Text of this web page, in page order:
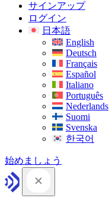
サインアップ
ログイン
日本語
English
Deutsch
Français
Español
Italiano
Português
Nederlands
Suomi
Svenska
한국어
始めましょう